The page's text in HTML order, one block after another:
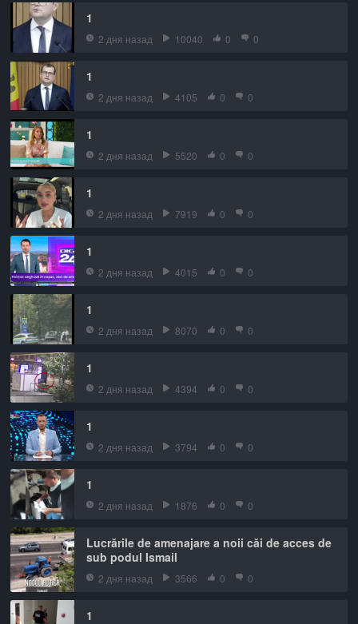
1
2 дня назад 10040 0 0
1
2 дня назад 4105 0 0
1
2 дня назад 5520 0 0
1
2 дня назад 7919 0 0
1
2 дня назад 4015 0 0
1
2 дня назад 8070 0 0
1
2 дня назад 4394 0 0
1
2 дня назад 3794 0 0
1
2 дня назад 1876 0 0
Lucrările de amenajare a noii căi de acces de
sub podul Ismail
2 дня назад 3566 0 0
1